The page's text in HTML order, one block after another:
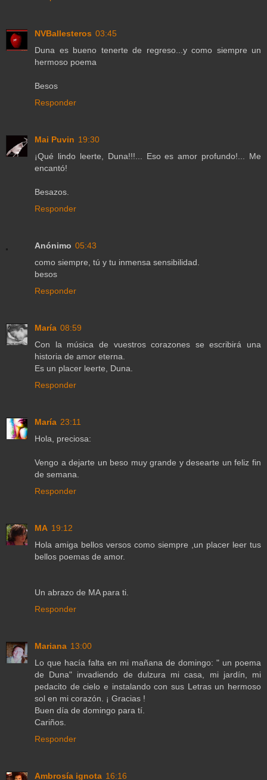
NVBallesteros 03:45
Duna es bueno tenerte de regreso...y como siempre un
hermoso poema
Besos
Responder
Mai Puvin 19:30
¡Qué lindo leerte, Duna!!!... Eso es amor profundo!... Me
encantó!
Besazos.
Responder
Anónimo 05:43
como siempre, tú y tu inmensa sensibilidad.
besos
Responder
María 08:59
Con la música de vuestros corazones se escribirá una
historia de amor eterna.
Es un placer leerte, Duna.
Responder
María 23:11
Hola, preciosa:
Vengo a dejarte un beso muy grande y desearte un feliz fin
de semana.
Responder
MA 19:12
Hola amiga bellos versos como siempre ,un placer leer tus
bellos poemas de amor.
Un abrazo de MA para ti.
Responder
Mariana 13:00
Lo que hacía falta en mi mañana de domingo: " un poema
de Duna" invadiendo de dulzura mi casa, mi jardín, mi
pedacito de cielo e instalando con sus Letras un hermoso
sol en mi corazón. ¡ Gracias !
Buen día de domingo para tí.
Cariños.
Responder
Ambrosía ignota 16:16